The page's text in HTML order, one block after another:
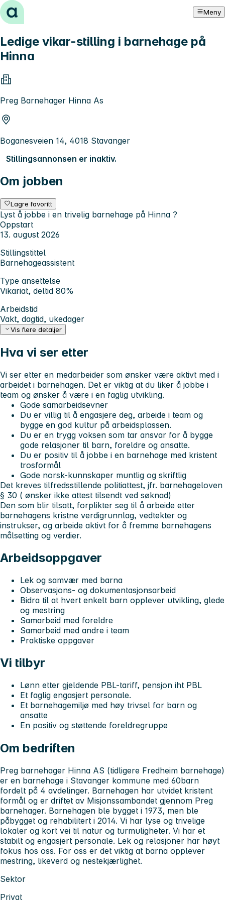
Hopp til innhold Meny
Ledige vikar-stilling i barnehage på
Hinna
Preg Barnehager Hinna As
Boganesveien 14, 4018 Stavanger
Stillingsannonsen er inaktiv.
Om jobben
Lagre favoritt
Lyst å jobbe i en trivelig barnehage på Hinna ?
Oppstart
13. august 2026
Stillingstittel
Barnehageassistent
Type ansettelse
Vikariat, deltid 80%
Arbeidstid
Vakt, dagtid, ukedager
Vis flere detaljer
Hva vi ser etter
Vi ser etter en medarbeider som ønsker være aktivt med i
arbeidet i barnehagen. Det er viktig at du liker å jobbe i
team og ønsker å være i en faglig utvikling.
Gode samarbeidsevner
Du er villig til å engasjere deg, arbeide i team og
bygge en god kultur på arbeidsplassen.
Du er en trygg voksen som tar ansvar for å bygge
gode relasjoner til barn, foreldre og ansatte.
Du er positiv til å jobbe i en barnehage med kristent
trosformål
Gode norsk-kunnskaper muntlig og skriftlig
Det kreves tilfredsstillende politiattest, jfr. barnehageloven
§ 30 ( ønsker ikke attest tilsendt ved søknad)
Den som blir tilsatt, forplikter seg til å arbeide etter
barnehagens kristne verdigrunnlag, vedtekter og
instrukser, og arbeide aktivt for å fremme barnehagens
målsetting og verdier.
Arbeidsoppgaver
Lek og samvær med barna
Observasjons- og dokumentasjonsarbeid
Bidra til at hvert enkelt barn opplever utvikling, glede
og mestring
Samarbeid med foreldre
Samarbeid med andre i team
Praktiske oppgaver
Vi tilbyr
Lønn etter gjeldende PBL-tariff, pensjon iht PBL
Et faglig engasjert personale.
Et barnehagemiljø med høy trivsel for barn og
ansatte
En positiv og støttende foreldregruppe
Om bedriften
Preg barnehager Hinna AS (tidligere Fredheim barnehage)
er en barnehage i Stavanger kommune med 60barn
fordelt på 4 avdelinger. Barnehagen har utvidet kristent
formål og er driftet av Misjonssambandet gjennom Preg
barnehager. Barnehagen ble bygget i 1973, men ble
påbygget og rehabilitert i 2014. Vi har lyse og trivelige
lokaler og kort vei til natur og turmuligheter. Vi har et
stabilt og engasjert personale. Lek og relasjoner har høyt
fokus hos oss. For oss er det viktig at barna opplever
mestring, likeverd og nestekjærlighet.
Sektor
Privat